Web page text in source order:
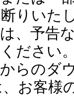
りいた
、予告
ださい
らのダ
お客様